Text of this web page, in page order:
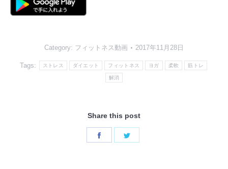
Category: フィットネス動画 2017年11月28日
Tags: ストレス ダイエット フィットネス ヨガ 柔軟 筋トレ
解消
Share this post
Share